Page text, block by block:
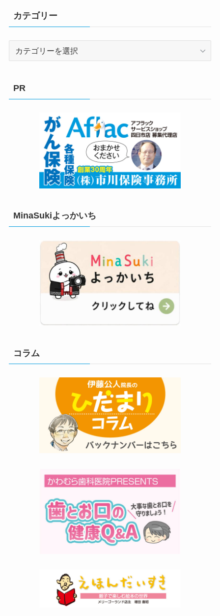
カテゴリー
PR
MinaSukiよっかいち
コラム